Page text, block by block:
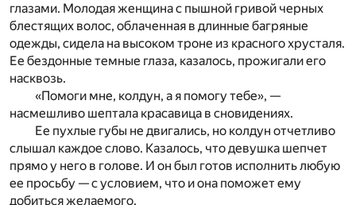
глазами. Молодая женщина с пышной гривой черных
блестящих волос, облаченная в длинные багряные
одежды, сидела на высоком троне из красного хрусталя.
Ее бездонные темные глаза, казалось, прожигали его
насквозь.
«Помоги мне, колдун, а я помогу тебе», —
насмешливо шептала красавица в сновидениях.
Ее пухлые губы не двигались, но колдун отчетливо
слышал каждое слово. Казалось, что девушка шепчет
прямо у него в голове. И он был готов исполнить любую
ее просьбу — с условием, что и она поможет ему
добиться желаемого.